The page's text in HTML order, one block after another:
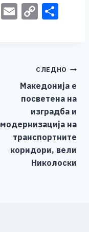
Vi E C
Li
n
k
СЛЕДНО
Македонија е
посветена на
изградба и
модернизација на
транспортните
коридори, вели
Николоски